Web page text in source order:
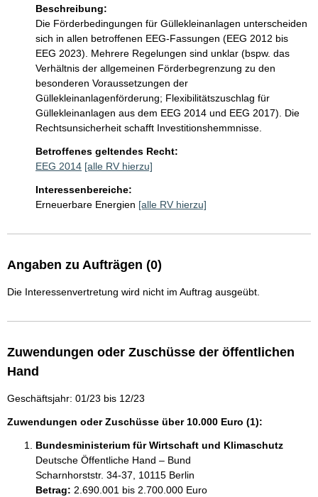
Beschreibung:
Die Förderbedingungen für Güllekleinanlagen unterscheiden
sich in allen betroffenen EEG-Fassungen (EEG 2012 bis
EEG 2023). Mehrere Regelungen sind unklar (bspw. das
Verhältnis der allgemeinen Förderbegrenzung zu den
besonderen Voraussetzungen der
Güllekleinanlagenförderung; Flexibilitätszuschlag für
Güllekleinanlagen aus dem EEG 2014 und EEG 2017). Die
Rechtsunsicherheit schafft Investitionshemmnisse.
Betroffenes geltendes Recht:
EEG 2014 [alle RV hierzu]
Interessenbereiche:
Erneuerbare Energien [alle RV hierzu]
Angaben zu Aufträgen (0)
Die Interessenvertretung wird nicht im Auftrag ausgeübt.
Zuwendungen oder Zuschüsse der öffentlichen
Hand
Geschäftsjahr: 01/23 bis 12/23
Zuwendungen oder Zuschüsse über 10.000 Euro (1):
Bundesministerium für Wirtschaft und Klimaschutz
Deutsche Öffentliche Hand – Bund
Scharnhorststr. 34-37, 10115 Berlin
Betrag: 2.690.001 bis 2.700.000 Euro